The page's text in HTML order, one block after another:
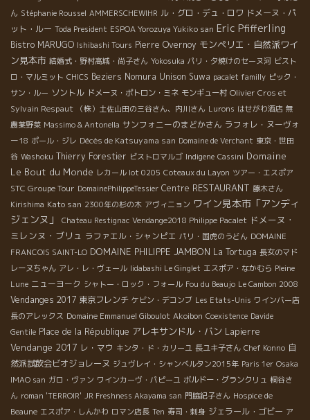
ん Stéphanie Roussel AMMERSCHEWIHR ル・グロ・デュ・ロワ ドメーヌ・パ
ット・ルー Toda President ESPOA Yorozuya Yukiko san Eric Pfifferling
Bistro MARUGO Ishibashi Tours Pierre Overnoy モンペリエ・自然派ワイ
ン見本市 結婚式・野村高城・尚子さん Yokosuka パリ・夕焼けのセーヌ河 ビスト
ロ・マルミット CHICS Beziers Nomura Unison Suwa pacalet familly ピック・
サン・ルー ソントル ドメーヌ・ポトロン・ミネ モンギュー村 Olivier Cros et
Sylvain Respaut
（株）土佐山田の三谷さん、内川さん Lurons はせがわ酒店 無
農薬野菜 Massimo & Antonella サンフォニーのまどかさん ラフォレ・ヌーヴォ
ー18 ポール・ジレ Décès de Katsuyama san Domaine de Verchant 東京・世田
谷 Washoku Thierry Forestier ビストロマルゴ Indigene Cassini Domaine
Le Bout du Monde レカール lot 0205 Coteaux du Layon ツアー・エスポア
STC Groupe Tour DomainePhilippeTessier Centre RESTAURANT 藤木さん
Kirishima Kato san 2300年の杉の木 アヴィニョン ワイン見本市「アンディ
ジェンヌ」
Chateau Restignac Vendange2018 Philippe Pacalet ドメーヌ・
ミレンヌ・ブリュ ラファエル・シャンピエ パリ・国虎のうどん DOMAINE
FRANCOIS SAINT-LO DOMAINE PHILIPPE JAMBON La Tortuga 長女のマド
レーヌちゃん アレ・レ・ヴェール Iidabashi Le Ginglet エスポア・なかむら Pleine
Lune ニューヨーク シャトー・ロック・フォール Fou du Beaujo Le Cambon 2008
Vendanges 2017 東京フレンチ ケビン・デコンブ Les Etats-Unis ワインバー店
長のアレックス Domaine Emmanuel Giboulot Akoibon Coexistence Davide
Gentile Place de la République アレキサンドル・バン Lapierre
Vendange 2017 レ・マウ キンタ・ド・カリーユ 長ユキ子さん Chef Konno 自
然派試飲会ビオジョレーヌ ジュヴレイ・シャンベルタン2015年 Paris 1er Osaka
IMAO san ガロ・ヴァン ワインカーヴ・パピーユ ボルドー・グランクリュ 桐谷さ
ん roman 'TERROIR' JR Freshness Akayama san 門脇紀子さん Hospice de
Beaune エスポア・しんかわ ロマン店長 Ten 寿司・刺身 ジェラール・ゴビー ア